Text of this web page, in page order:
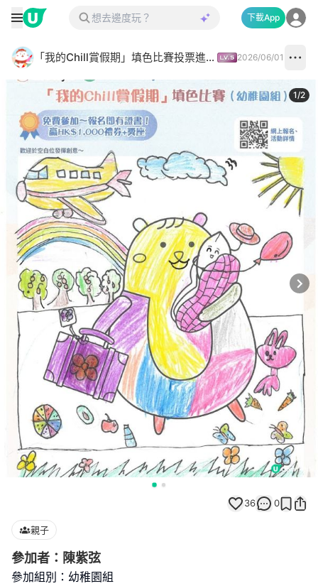
下載App
「我的Chill賞假期」填色比賽投票進行中✅ 2026/06/01
1/2
36 0
親子
參加者：陳紫弦
參加組別：幼稚園組